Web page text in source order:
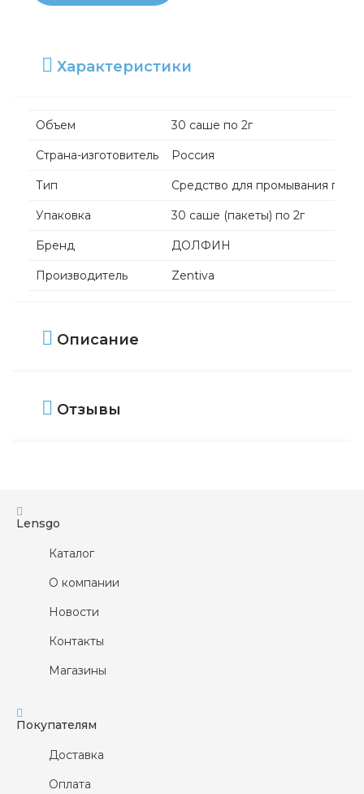
Характеристики
Объем 30 саше по 2г
Страна-изготовитель Россия
Тип Средство для промывания
Упаковка 30 саше (пакеты) по 2г
Бренд ДОЛФИН
Производитель Zentiva
Описание
Отзывы
Lensgo
Каталог
О компании
Новости
Контакты
Магазины
Покупателям
Доставка
Оплата